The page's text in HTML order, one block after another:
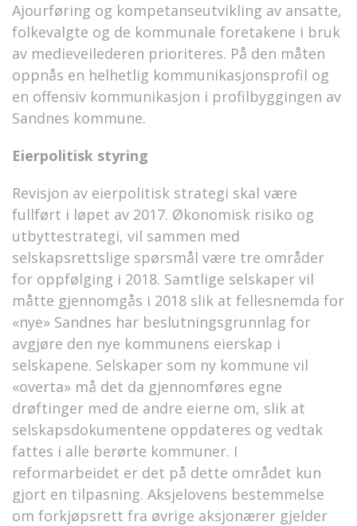
Ajourføring og kompetanseutvikling av ansatte,
folkevalgte og de kommunale foretakene i bruk
av medieveilederen prioriteres. På den måten
oppnås en helhetlig kommunikasjonsprofil og
en offensiv kommunikasjon i profilbyggingen av
Sandnes kommune.
Eierpolitisk styring
Revisjon av eierpolitisk strategi skal være
fullført i løpet av 2017. Økonomisk risiko og
utbyttestrategi, vil sammen med
selskapsrettslige spørsmål være tre områder
for oppfølging i 2018. Samtlige selskaper vil
måtte gjennomgås i 2018 slik at fellesnemda for
«nye» Sandnes har beslutningsgrunnlag for
avgjøre den nye kommunens eierskap i
selskapene. Selskaper som ny kommune vil
«overta» må det da gjennomføres egne
drøftinger med de andre eierne om, slik at
selskapsdokumentene oppdateres og vedtak
fattes i alle berørte kommuner. I
reformarbeidet er det på dette området kun
gjort en tilpasning. Aksjelovens bestemmelse
om forkjøpsrett fra øvrige aksjonærer gjelder